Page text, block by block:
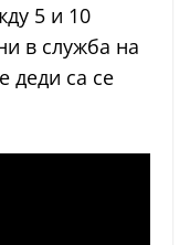
5 и 10
в служба на
деди са се